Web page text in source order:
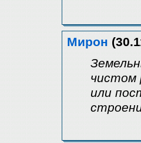
Мирон
чистом
или